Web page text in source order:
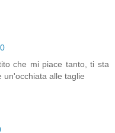
che mi piace tanto, ti sta
un'occhiata alle taglie